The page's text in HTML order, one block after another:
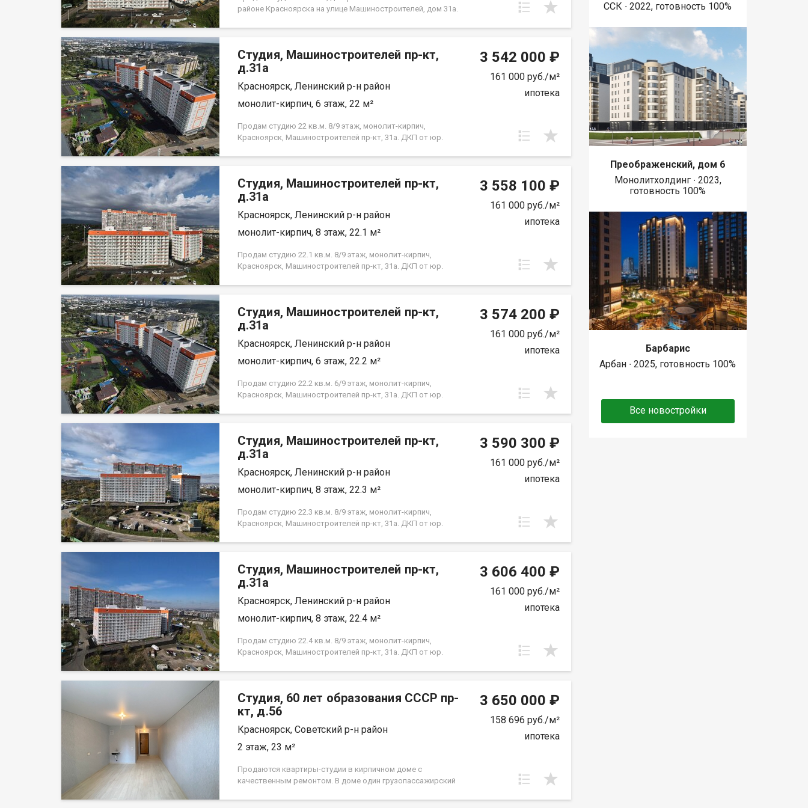
договоренности.
районе Красноярска на улице Машиностроителей, дом 31а.
Студия, Машиностроителей пр-кт,
д.31а
Красноярск, Ленинский р-н район
монолит-кирпич, 6 этаж, 22 м²
Продам студию 22 кв.м. 8/9 этаж, монолит-кирпич,
Красноярск, Машиностроителей пр-кт, 31а. ДКП от юр.
3 542 000 ₽
161 000 руб./м²
ипотека
Студия, Машиностроителей пр-кт,
д.31а
Красноярск, Ленинский р-н район
монолит-кирпич, 8 этаж, 22.1 м²
Продам студию 22.1 кв.м. 8/9 этаж, монолит-кирпич,
Красноярск, Машиностроителей пр-кт, 31а. ДКП от юр.
3 558 100 ₽
161 000 руб./м²
ипотека
Студия, Машиностроителей пр-кт,
д.31а
Красноярск, Ленинский р-н район
монолит-кирпич, 6 этаж, 22.2 м²
Продам студию 22.2 кв.м. 6/9 этаж, монолит-кирпич,
Красноярск, Машиностроителей пр-кт, 31а. ДКП от юр.
3 574 200 ₽
161 000 руб./м²
ипотека
Студия, Машиностроителей пр-кт,
д.31а
Красноярск, Ленинский р-н район
монолит-кирпич, 8 этаж, 22.3 м²
Продам студию 22.3 кв.м. 8/9 этаж, монолит-кирпич,
Красноярск, Машиностроителей пр-кт, 31а. ДКП от юр.
3 590 300 ₽
161 000 руб./м²
ипотека
Студия, Машиностроителей пр-кт,
д.31а
Красноярск, Ленинский р-н район
монолит-кирпич, 8 этаж, 22.4 м²
Продам студию 22.4 кв.м. 8/9 этаж, монолит-кирпич,
Красноярск, Машиностроителей пр-кт, 31а. ДКП от юр.
3 606 400 ₽
161 000 руб./м²
ипотека
Студия, 60 лет образования СССР пр-
кт, д.56
Красноярск, Советский р-н район
2 этаж, 23 м²
Продаются квартиры-студии в кирпичном доме с
качественным ремонтом. В доме один грузопассажирский
3 650 000 ₽
158 696 руб./м²
ипотека
ССК ∙ 2022, готовность 100%
Преображенский, дом 6
Монолитхолдинг ∙ 2023,
готовность 100%
Барбарис
Арбан ∙ 2025, готовность 100%
Все новостройки